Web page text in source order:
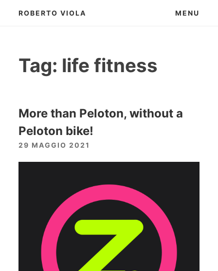
ROBERTO VIOLA MENU
Tag: life fitness
More than Peloton, without a
Peloton bike!
29 MAGGIO 2021